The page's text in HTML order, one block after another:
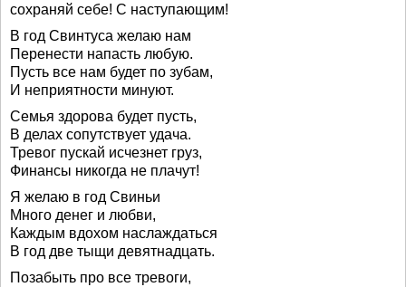
сохраняй себе! С наступающим!
В год Свинтуса желаю нам
Перенести напасть любую.
Пусть все нам будет по зубам,
И неприятности минуют.
Семья здорова будет пусть,
В делах сопутствует удача.
Тревог пускай исчезнет груз,
Финансы никогда не плачут!
Я желаю в год Свиньи
Много денег и любви,
Каждым вдохом наслаждаться
В год две тыщи девятнадцать.
Позабыть про все тревоги,